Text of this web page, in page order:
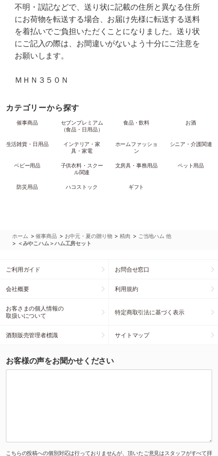
不明・誤記などで、送り状に記載の住所と異なる住所
にお荷物を転送する場合、お届け先様に転送する送料
を着払いでご負担いただくことになりました。送り状
にご記入の際は、お間違いがないよう十分にご注意を
お願いします。
ＭＨＮ３５０Ｎ
カテゴリーから探す
催事商品
セブンプレミアム
（食品・日用品）
食品・飲料 お酒
生活雑貨・日用品
インテリア・家
具・家電
ホームファッショ
ン
シニア・介護関連
ベビー用品
子供衣料・スクー
ル関連
文房具・事務用品 ペット用品
防災用品 ハコストック ギフト
ホーム >催事商品 > お中元・夏の贈り物 >精肉 > ご当地ハム 他
> ＜みやこハム＞ハム工房セット
ご利用ガイド お問合せ窓口
会社概要 利用規約
お客さまの個人情報の
取扱いについて
特定商取引法に基づく表示
酒類販売管理者標識 サイトマップ
お客様の声をお聞かせください
こちらの投稿への個別対応は行っておりませんが、頂いたご意見はスタッフがすべて拝